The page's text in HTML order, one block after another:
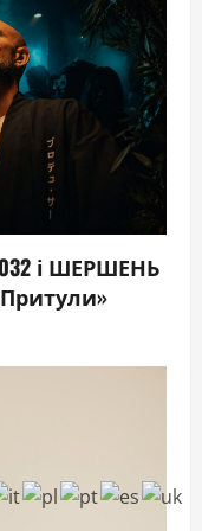
032 і ШЕРШЕНЬ